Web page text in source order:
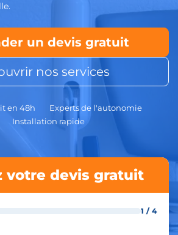
un devis gratuit
nos services
en 48h
Experts de l'autonomie
Installation rapide
votre devis gratuit
1 / 4